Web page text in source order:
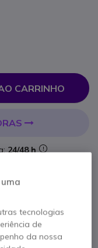
CARRINHO
24/48 h
tecnologias
de
da nossa